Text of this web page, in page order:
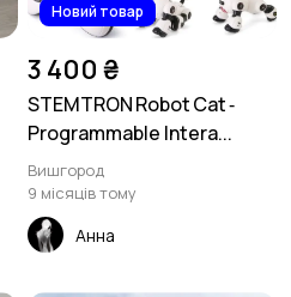
Новий товар
3 400 ₴
STEMTRON Robot Cat ‑
Programmable Intera...
Вишгород
9 місяців тому
Анна